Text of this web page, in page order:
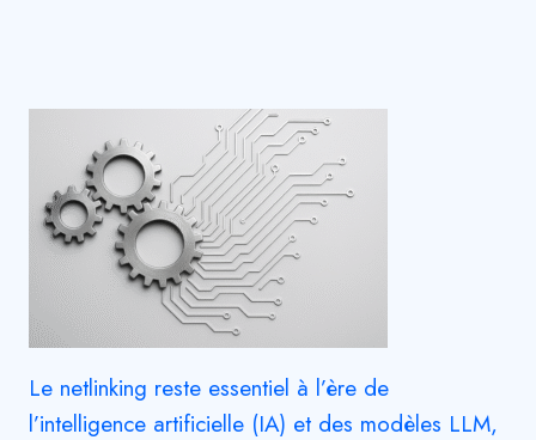
Le netlinking reste essentiel à l’ère de
l’intelligence artificielle (IA) et des modèles LLM,